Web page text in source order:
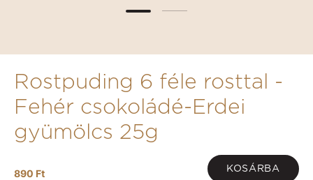
Rostpuding 6 féle rosttal -
Fehér csokoládé-Erdei
gyümölcs 25g
890 Ft KOSÁRBA